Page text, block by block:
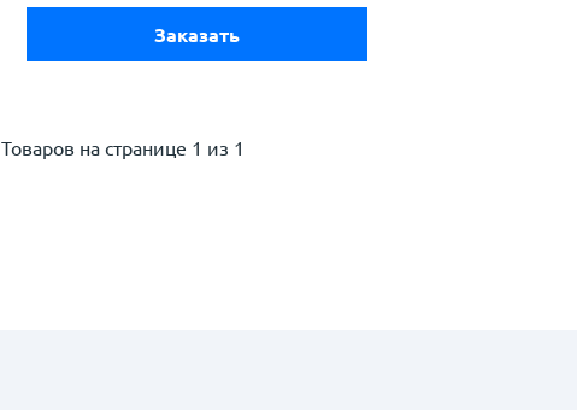
Заказать
Товаров на странице 1 из 1